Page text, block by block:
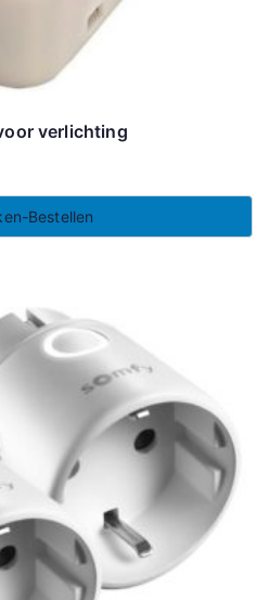
verlichting
Bestellen